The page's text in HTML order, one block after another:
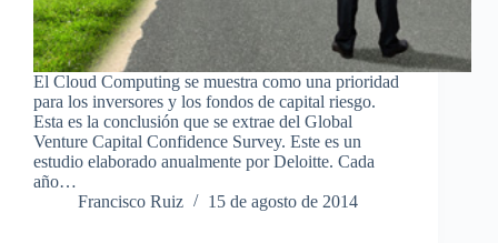
El Cloud Computing se muestra como una prioridad
para los inversores y los fondos de capital riesgo.
Esta es la conclusión que se extrae del Global
Venture Capital Confidence Survey. Este es un
estudio elaborado anualmente por Deloitte. Cada
año…
Francisco Ruiz
15 de agosto de 2014